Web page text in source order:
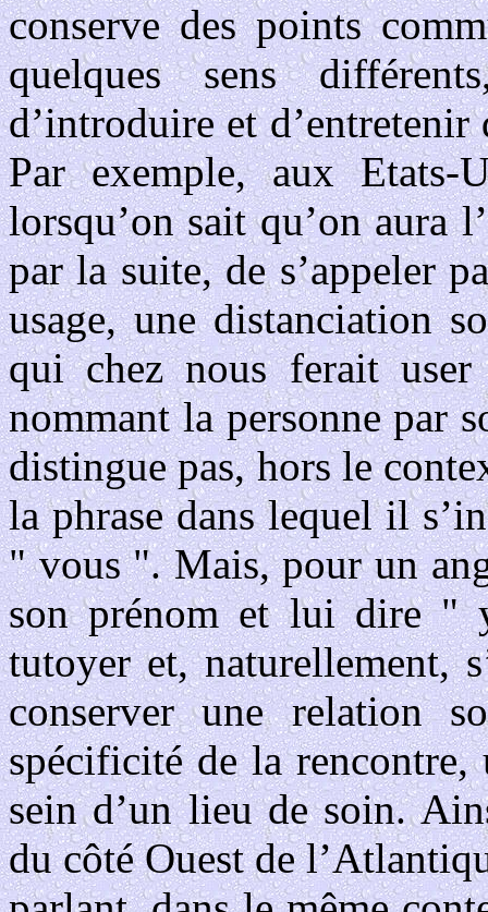
conserve des points
quelques sens
d’introduire et d’entretenir
Par exemple, aux Etats-
lorsqu’on sait qu’on aura
par la suite, de s’appeler
usage, une distanciation
qui chez nous ferait
nommant la personne par
distingue pas, hors le
la phrase dans lequel il
" vous ". Mais, pour un
son prénom et lui dire "
tutoyer et, naturellement,
conserver une relation
spécificité de la rencontre,
sein d’un lieu de soin.
du côté Ouest de